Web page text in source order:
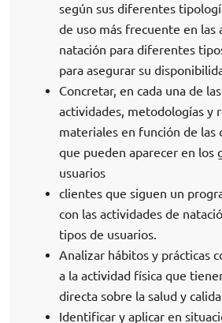
según sus diferentes
de uso más frecuente en las
natación para diferentes
para asegurar su
Concretar, en cada una de
actividades, metodologías y
materiales en función de las
que pueden aparecer en los
usuarios
clientes que siguen un
con las actividades de
tipos de usuarios.
Analizar hábitos y prácticas
a la actividad física que
directa sobre la salud y
Identificar y aplicar en